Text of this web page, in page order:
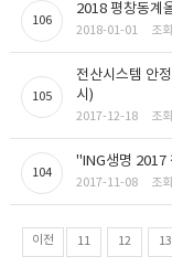
106
2018 평창동계
2018-01-01 조
105
전산시스템 안
시)
2017-12-18 조
104
"ING생명 2017
2017-11-08 조
이전 11 12 13